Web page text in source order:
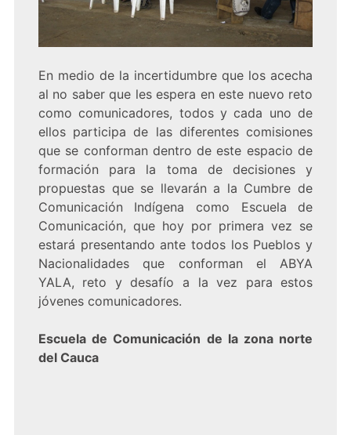
En medio de la incertidumbre que los acecha
al no saber que les espera en este nuevo reto
como comunicadores, todos y cada uno de
ellos participa de las diferentes comisiones
que se conforman dentro de este espacio de
formación para la toma de decisiones y
propuestas que se llevarán a la Cumbre de
Comunicación Indígena como Escuela de
Comunicación, que hoy por primera vez se
estará presentando ante todos los Pueblos y
Nacionalidades que conforman el ABYA
YALA, reto y desafío a la vez para estos
jóvenes comunicadores.
Escuela de Comunicación de la zona norte
del Cauca